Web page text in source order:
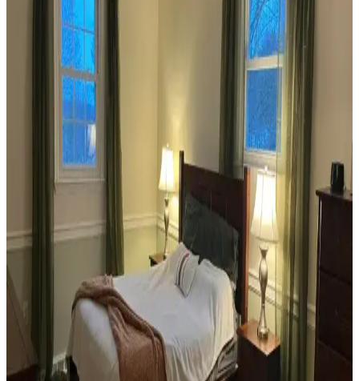
Veranda Dekorasyonunda Bitki Seçimi, Aydınlatma
ve Mobilya Düzenlemeleriyle Estetik İyileştirme
Yöntemleri
Veranda dekorasyonunda bitkiler, halılar, aydınlatma ve mobilyaların
uyumlu kullanımı mekânı daha davetkâr ve fonksiyonel kılar. Doğru
seçimler verandanın atmosferini ve dış görünümünü güçlendirir.
Habitat'tan İkinci El Mobilya Alımı ve Ev
Dekorasyonunda Stil Oluşturma Yöntemleri
Habitat mağazalarından ikinci el mobilya alımı, ekonomik ve özgün
dekorasyon için fırsatlar sunar. Doğru seçim, temizlik ve stil
oluşturma evin atmosferini belirler.
Teal Renkli Sandalyenin Halı ve Dolapla
Uyumunda Renk Tonları ve Aksesuarların Rolü
Teal renkli sandalyenin halı ve dolapla uyumu, doğru renk tonları ve
aksesuar seçimiyle sağlanır. Halıdaki mavi-yeşil alt tonlar ve sıcak
ahşap dolap, teal rengini öne çıkarır, aksesuarlar ise denge oluşturur.
Yan Sehpa Boyama Renk Seçenekleri ve
Dekorasyon Uyumu İçin Rehber